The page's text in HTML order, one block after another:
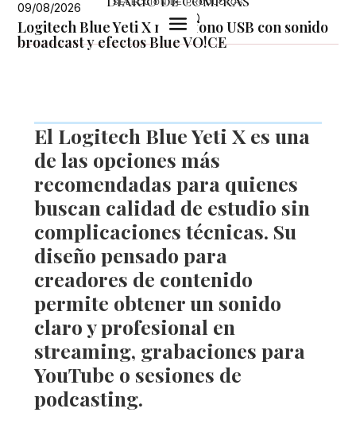
09/08/2026
U
SELECCIÓN DE PRODUCTOS
Logitech Blue Yeti X micrófono USB con sonido
broadcast y efectos Blue VO!CE
El Logitech Blue Yeti Xes una
de las opciones más
recomendadas para quienes
buscan calidad de estudio sin
complicaciones técnicas. Su
diseño pensado para
creadores de contenido
permite obtener un sonido
claro y profesional en
streaming, grabaciones para
YouTube o sesiones de
podcasting.